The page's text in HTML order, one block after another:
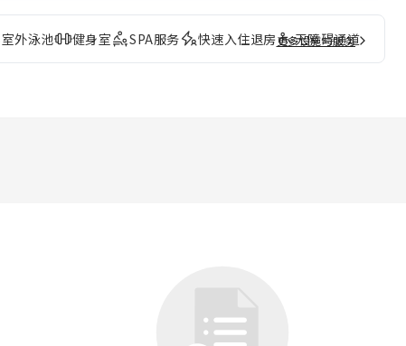
室外泳池 健身室 SPA服务 快速入住退房 无障碍通道
更多设施与服务